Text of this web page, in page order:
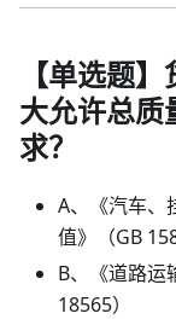
【单选题
大允许总质
求？
A、《汽车、
值》（GB
B、《道路运
18565）